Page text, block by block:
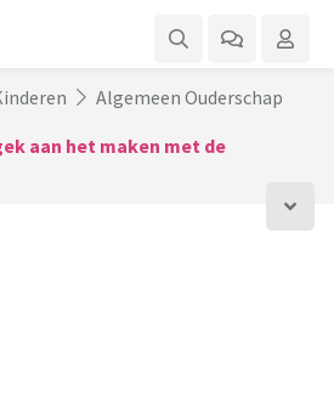
Algemeen Ouderschap
aan het maken met de